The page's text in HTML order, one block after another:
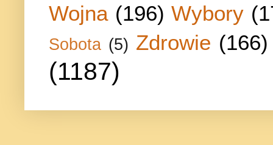
Wojna (196) Wybory
Sobota (5) Zdrowie (166)
(1187)